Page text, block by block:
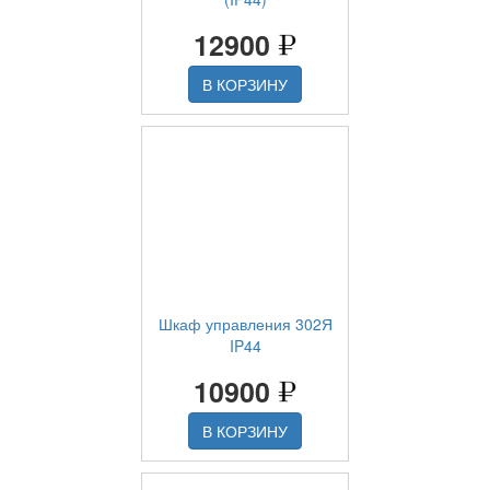
12900
В КОРЗИНУ
Шкаф управления 302Я
IP44
10900
В КОРЗИНУ